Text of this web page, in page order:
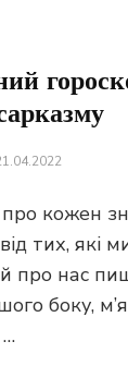
кожен
від тих, які
про нас
боку,